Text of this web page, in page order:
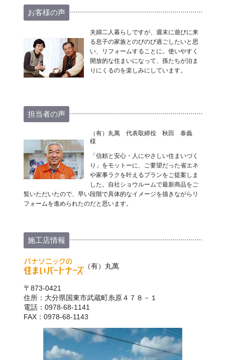
お客様の声
夫婦二人暮らしですが、週末に遊びに来
る息子の家族とのびのび過ごしたいと思
い、リフォームすることに。使いやすく
開放的な住まいになって、孫たちが泊ま
りにくるのを楽しみにしています。
担当者の声
（有）丸萬 代表取締役 秋田 泰義
様
「信頼と安心・人にやさしい住まいづく
り」をモットーに、ご要望だった省エネ
や家事ラクを叶えるプランをご提案しま
した。自社ショウルームで最新商品をご
覧いただいたので、早い段階で具体的なイメージを描きながらリ
フォームを進められたのだと思います。
施工店情報
（有）丸萬
〒873-0421
住所：大分県国東市武蔵町糸原４７８－１
電話：0978-68-1141
FAX：0978-68-1143